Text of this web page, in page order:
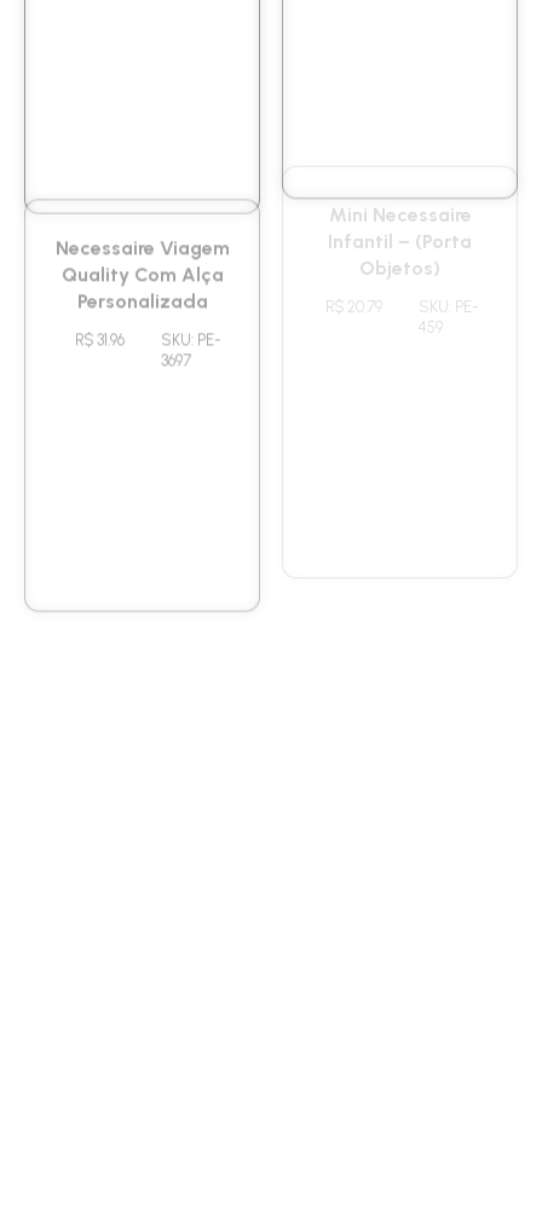
Necessaire Viagem
Quality Com Alça
Personalizada
Mini Necessaire